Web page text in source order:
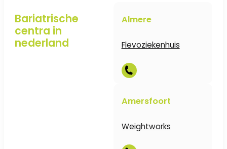
Bariatrische
centra in
nederland
Almere
Flevoziekenhuis
Amersfoort
Weightworks